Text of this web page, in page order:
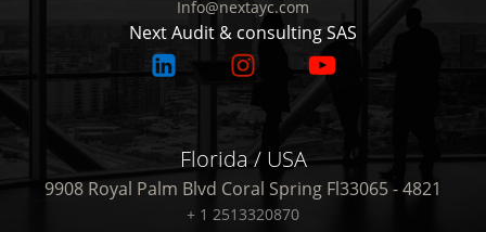
Info@nextayc.com
Next Audit & consulting SAS
Florida / USA
9908 Royal Palm Blvd Coral Spring Fl33065 - 4821
+ 1 2513320870